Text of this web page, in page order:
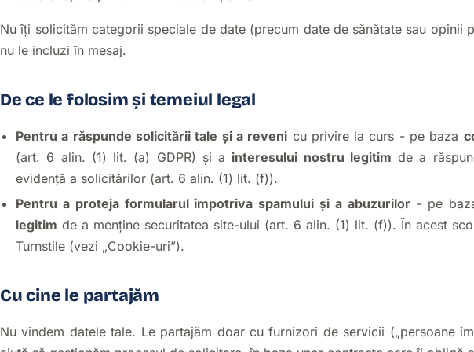
Nu îți solicităm categorii speciale de date (precum date de sănătate sau opinii
nu le incluzi în mesaj.
De ce le folosim și temeiul legal
Pentru a răspunde solicitării tale și a reveni cu privire la curs - pe baza
(art. 6 alin. (1) lit. (a) GDPR) și a interesului nostru legitim de a
evidență a solicitărilor (art. 6 alin. (1) lit. (f)).
Pentru a proteja formularul împotriva spamului și a abuzurilor- pe
legitim de a menține securitatea site-ului (art. 6 alin. (1) lit. (f)). În acest
Turnstile (vezi „Cookie-uri”).
Cu cine le partajăm
Nu vindem datele tale. Le partajăm doar cu furnizori de servicii („persoane